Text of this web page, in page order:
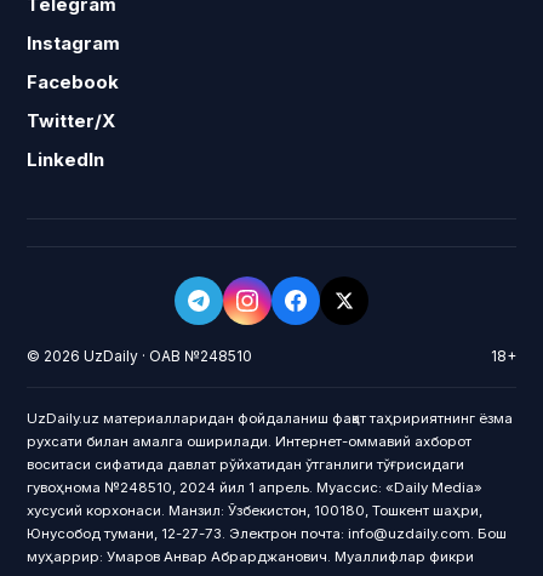
Instagram
Facebook
Twitter/X
LinkedIn
© 2026 UzDaily · ОАВ №248510 18+
UzDaily.uz материалларидан фойдаланиш фақат таҳририятнинг ёзма
рухсати билан амалга оширилади. Интернет-оммавий ахборот
воситаси сифатида давлат рўйхатидан ўтганлиги тўғрисидаги
гувоҳнома №248510, 2024 йил 1 апрель. Муассис: «Daily Media»
хусусий корхонаси. Манзил: Ўзбекистон, 100180, Тошкент шаҳри,
Юнусобод тумани, 12-27-73. Электрон почта: info@uzdaily.com. Бош
муҳаррир: Умаров Анвар Абрарджанович. Муаллифлар фикри